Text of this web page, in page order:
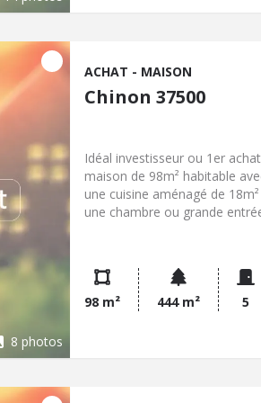
8 photos
ACHAT - MAISON
Chinon 37500
Idéal investisseur ou 1er
maison de 98m² habitable
une cuisine aménagé de
une chambre ou grande
98 m² 444 m² 5